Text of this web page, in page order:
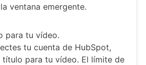
ventana emergente.
para tu vídeo.
tu cuenta de HubSpot,
título para tu vídeo. El límite de